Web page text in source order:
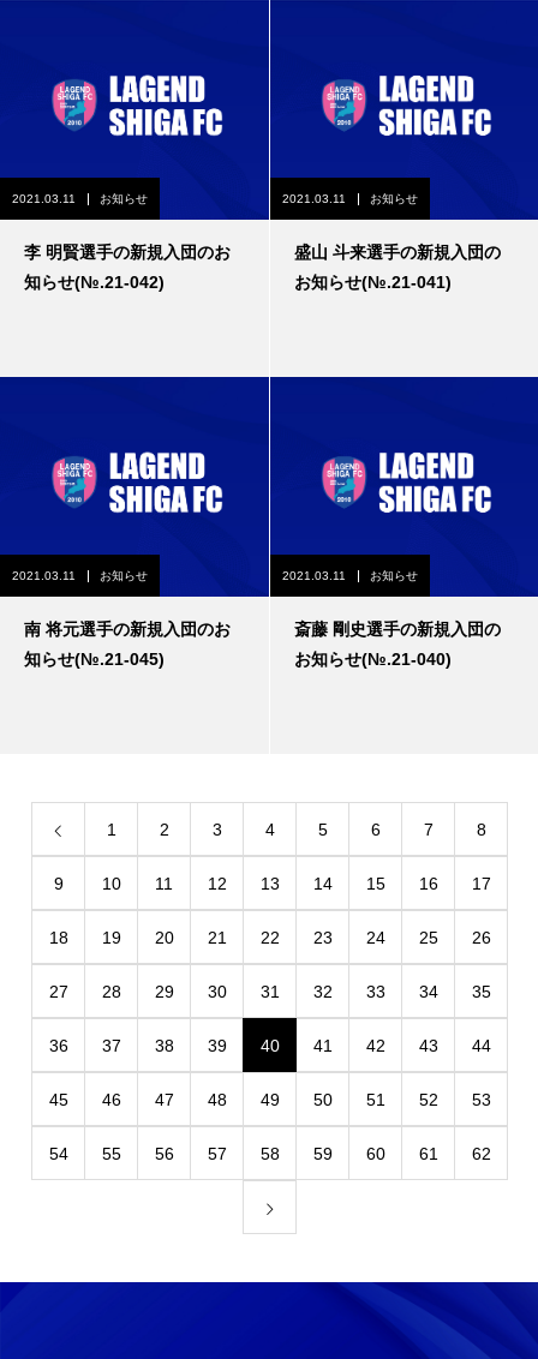
2021.03.11 お知らせ
李 明賢選手の新規入団のお
知らせ(№.21-042)
2021.03.11 お知らせ
盛山 斗来選手の新規入団の
お知らせ(№.21-041)
2021.03.11 お知らせ
南 将元選手の新規入団のお
知らせ(№.21-045)
2021.03.11 お知らせ
斎藤 剛史選手の新規入団の
お知らせ(№.21-040)
1 2 3 4 5 6 7 8
9 10 11 12 13 14 15 16 17
18 19 20 21 22 23 24 25 26
27 28 29 30 31 32 33 34 35
36 37 38 39 40 41 42 43 44
45 46 47 48 49 50 51 52 53
54 55 56 57 58 59 60 61 62